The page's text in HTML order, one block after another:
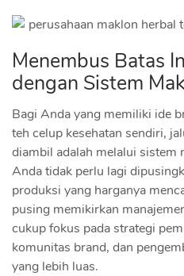
Menembus Batas
dengan Sistem
Bagi Anda yang memiliki ide
teh celup kesehatan sendiri,
diambil adalah melalui sistem
Anda tidak perlu lagi
produksi yang harganya
pusing memikirkan
cukup fokus pada strategi
komunitas brand, dan
yang lebih luas.